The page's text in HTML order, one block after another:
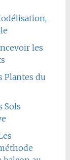
les
Plantes du
Sols